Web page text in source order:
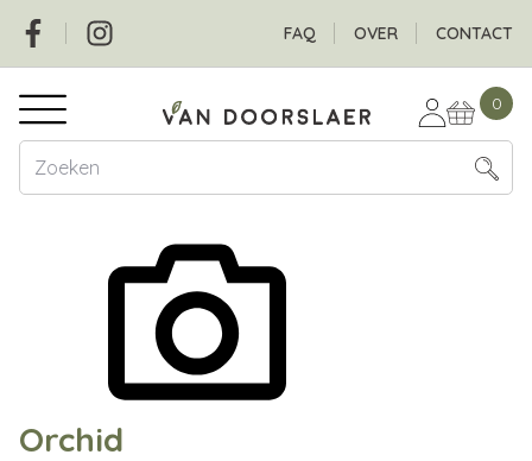
Overslaan
naar
de
inhoud
gaan
Social Header
FAQ OVER CONTACT
Hoofdnavigatie 0
Orchid